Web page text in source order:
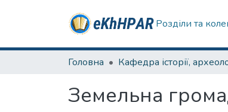
Розділи та
Головна
Земельна